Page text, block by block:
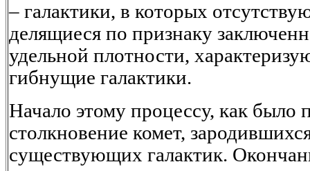
– галактики, в которых
делящиеся по признаку
удельной плотности,
гибнущие галактики.
Начало этому процессу, как было
столкновение комет,
существующих галактик.